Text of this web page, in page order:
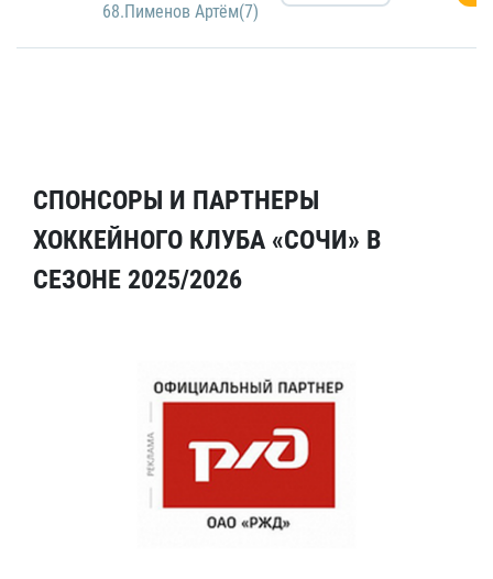
68.Пименов Артём(7)
СПОНСОРЫ И ПАРТНЕРЫ
ХОККЕЙНОГО КЛУБА «СОЧИ» В
СЕЗОНЕ 2025/2026